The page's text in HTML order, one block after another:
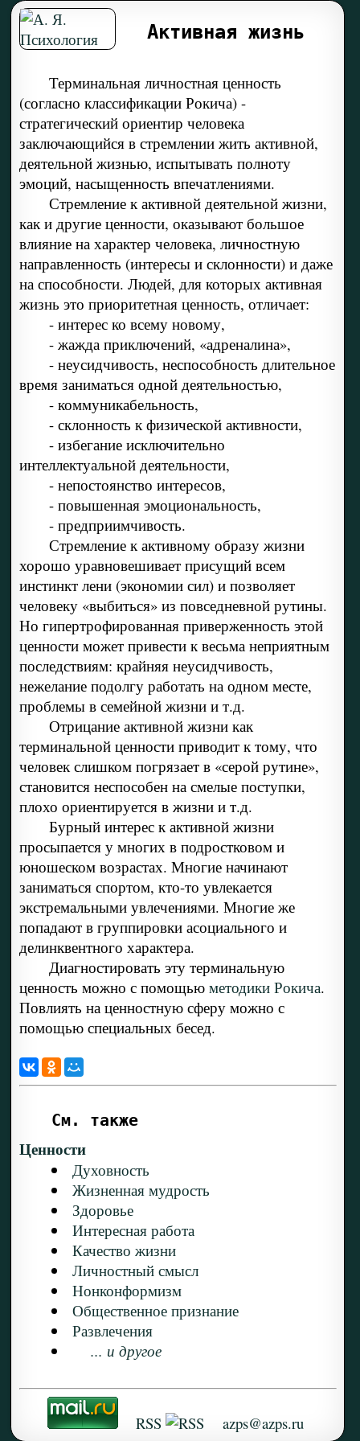
Активная жизнь
Терминальная личностная ценность
(согласно классификации Рокича) -
стратегический ориентир человека
заключающийся в стремлении жить активной,
деятельной жизнью, испытывать полноту
эмоций, насыщенность впечатлениями.
Стремление к активной деятельной жизни,
как и другие ценности, оказывают большое
влияние на характер человека, личностную
направленность (интересы и склонности) и даже
на способности. Людей, для которых активная
жизнь это приоритетная ценность, отличает:
- интерес ко всему новому,
- жажда приключений, «адреналина»,
- неусидчивость, неспособность длительное
время заниматься одной деятельностью,
- коммуникабельность,
- склонность к физической активности,
- избегание исключительно
интеллектуальной деятельности,
- непостоянство интересов,
- повышенная эмоциональность,
- предприимчивость.
Стремление к активному образу жизни
хорошо уравновешивает присущий всем
инстинкт лени (экономии сил) и позволяет
человеку «выбиться» из повседневной рутины.
Но гипертрофированная приверженность этой
ценности может привести к весьма неприятным
последствиям: крайняя неусидчивость,
нежелание подолгу работать на одном месте,
проблемы в семейной жизни и т.д.
Отрицание активной жизни как
терминальной ценности приводит к тому, что
человек слишком погрязает в «серой рутине»,
становится неспособен на смелые поступки,
плохо ориентируется в жизни и т.д.
Бурный интерес к активной жизни
просыпается у многих в подростковом и
юношеском возрастах. Многие начинают
заниматься спортом, кто-то увлекается
экстремальными увлечениями. Многие же
попадают в группировки асоциального и
делинквентного характера.
Диагностировать эту терминальную
ценность можно с помощью методики Рокича.
Повлиять на ценностную сферу можно с
помощью специальных бесед.
См. также
Ценности
Духовность
Жизненная мудрость
Здоровье
Интересная работа
Качество жизни
Личностный смысл
Нонконформизм
Общественное признание
Развлечения
... и другое
RSS azps@azps.ru